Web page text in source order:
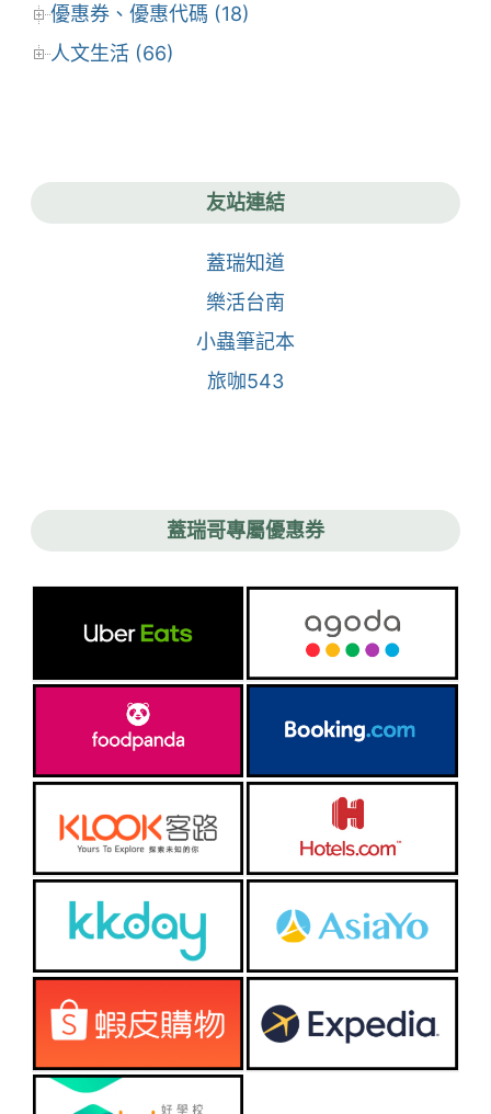
優惠券、優惠代碼 (18)
人文生活 (66)
友站連結
蓋瑞知道
樂活台南
小蟲筆記本
旅咖543
蓋瑞哥專屬優惠券